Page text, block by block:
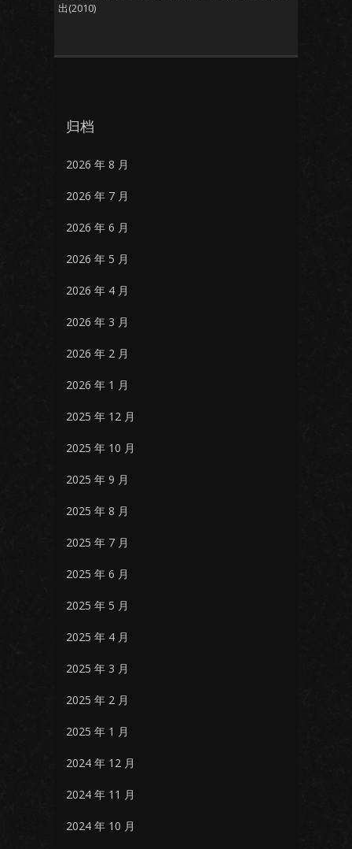
出(2010)
归档
2026 年 8 月
2026 年 7 月
2026 年 6 月
2026 年 5 月
2026 年 4 月
2026 年 3 月
2026 年 2 月
2026 年 1 月
2025 年 12 月
2025 年 10 月
2025 年 9 月
2025 年 8 月
2025 年 7 月
2025 年 6 月
2025 年 5 月
2025 年 4 月
2025 年 3 月
2025 年 2 月
2025 年 1 月
2024 年 12 月
2024 年 11 月
2024 年 10 月